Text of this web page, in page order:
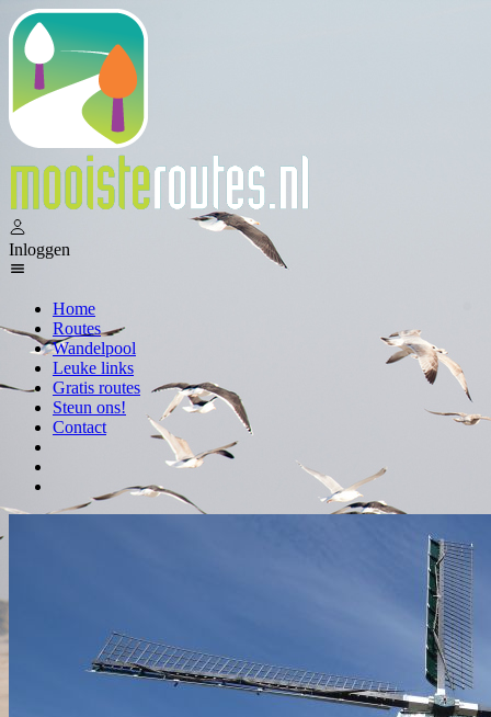
Inloggen
Home
Routes
Wandelpool
Leuke links
Gratis routes
Steun ons!
Contact